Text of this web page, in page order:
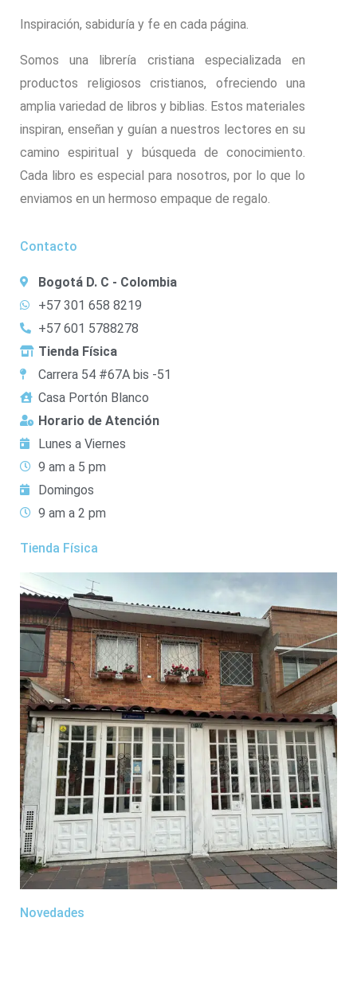
Inspiración, sabiduría y fe en cada página.
Somos una librería cristiana especializada en
productos religiosos cristianos, ofreciendo una
amplia variedad de libros y biblias. Estos materiales
inspiran, enseñan y guían a nuestros lectores en su
camino espiritual y búsqueda de conocimiento.
Cada libro es especial para nosotros, por lo que lo
enviamos en un hermoso empaque de regalo.
Contacto
Bogotá D. C - Colombia
+57 301 658 8219
+57 601 5788278
Tienda Física
Carrera 54 #67A bis -51
Casa Portón Blanco
Horario de Atención
Lunes a Viernes
9 am a 5 pm
Domingos
9 am a 2 pm
Tienda Física
Novedades